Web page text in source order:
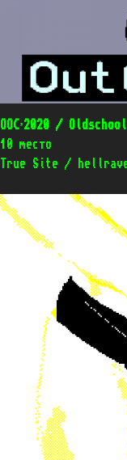
OOC’2020 /
10 место
True Site /